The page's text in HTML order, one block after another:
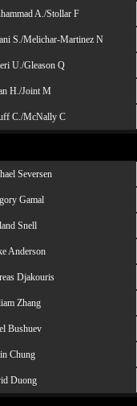
A./Stollar F.
S./Melichar-Martinez N.
U./Gleason Q.
H./Joint M.
C./McNally C.
Seversen
Gamal
Snell
Anderson
Djakouris
Zhang
Bushuev
Chung
Duong